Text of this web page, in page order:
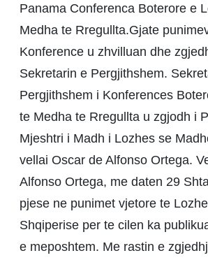
Panama Conferenca Boterore e
Medha te Rregullta.Gjate
Konference u zhvilluan dhe
Sekretarin e Pergjithshem.
Pergjithshem i Konferences
te Medha te Rregullta u zgjodh i
Mjeshtri i Madh i Lozhes se
vellai Oscar de Alfonso Ortega.
Alfonso Ortega, me daten 29
pjese ne punimet vjetore te
Shqiperise per te cilen ka
e meposhtem. Me rastin e